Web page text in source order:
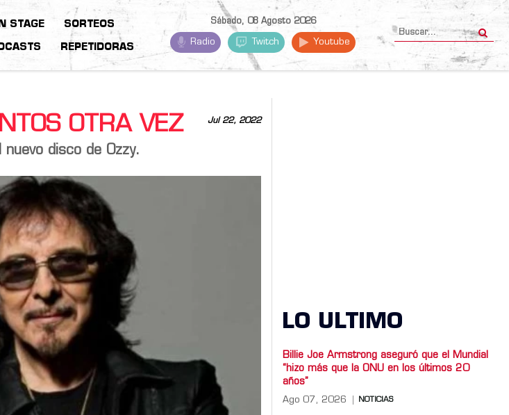
STAGE SORTEOS
REPETIDORAS
Sábado, 08 Agosto 2026
Radio Twitch Youtube
Jul 22, 2022
OTRA VEZ
nuevo disco de Ozzy.
LO ULTIMO
Billie Joe Armstrong aseguró que el Mundial
“hizo más que la ONU en los últimos 20
años”
Ago 07, 2026 NOTICIAS